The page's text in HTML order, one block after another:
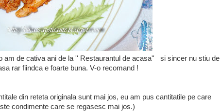
am de cativa ani de la '' Restaurantul de acasa'' si sincer nu stiu de
rar fiindca e foarte buna. V-o recomand !
din reteta originala sunt mai jos, eu am pus cantitatile pe care
condimente care se regasesc mai jos.)